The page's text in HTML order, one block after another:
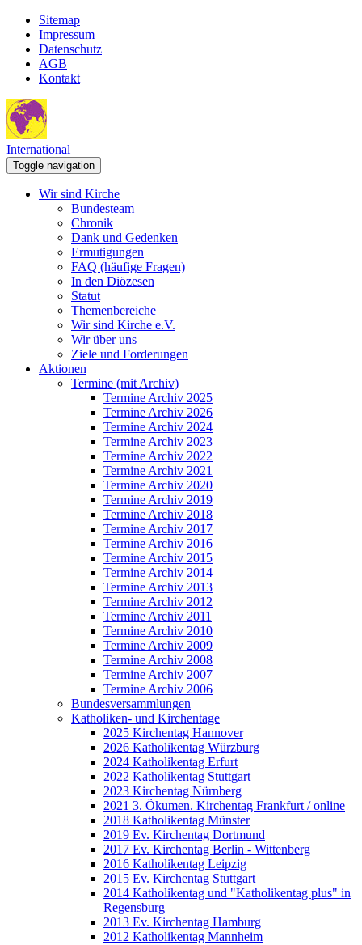
Sitemap
Impressum
Datenschutz
AGB
Kontakt
International
Toggle navigation
Wir sind Kirche
Bundesteam
Chronik
Dank und Gedenken
Ermutigungen
FAQ (häufige Fragen)
In den Diözesen
Statut
Themenbereiche
Wir sind Kirche e.V.
Wir über uns
Ziele und Forderungen
Aktionen
Termine (mit Archiv)
Termine Archiv 2025
Termine Archiv 2026
Termine Archiv 2024
Termine Archiv 2023
Termine Archiv 2022
Termine Archiv 2021
Termine Archiv 2020
Termine Archiv 2019
Termine Archiv 2018
Termine Archiv 2017
Termine Archiv 2016
Termine Archiv 2015
Termine Archiv 2014
Termine Archiv 2013
Termine Archiv 2012
Termine Archiv 2011
Termine Archiv 2010
Termine Archiv 2009
Termine Archiv 2008
Termine Archiv 2007
Termine Archiv 2006
Bundesversammlungen
Katholiken- und Kirchentage
2025 Kirchentag Hannover
2026 Katholikentag Würzburg
2024 Katholikentag Erfurt
2022 Katholikentag Stuttgart
2023 Kirchentag Nürnberg
2021 3. Ökumen. Kirchentag Frankfurt / online
2018 Katholikentag Münster
2019 Ev. Kirchentag Dortmund
2017 Ev. Kirchentag Berlin - Wittenberg
2016 Katholikentag Leipzig
2015 Ev. Kirchentag Stuttgart
2014 Katholikentag und "Katholikentag plus" in
Regensburg
2013 Ev. Kirchentag Hamburg
2012 Katholikentag Mannheim